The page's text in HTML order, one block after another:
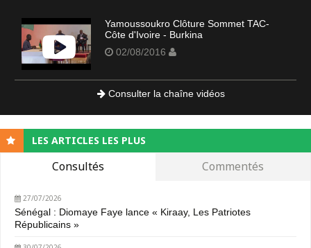
Yamoussoukro Clôture Sommet TAC-
Côte d'Ivoire - Burkina
02/08/2016
Consulter la chaîne vidéos
LES ARTICLES LES PLUS
Consultés Commentés
27/07/2026
Sénégal : Diomaye Faye lance « Kiraay, Les Patriotes
Républicains »